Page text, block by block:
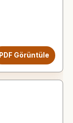
PDF Görüntüle